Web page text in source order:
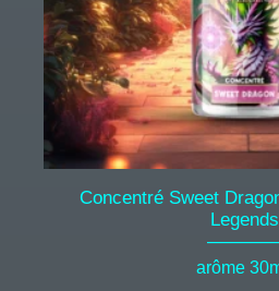
Concentré Sweet
Legends
arôme